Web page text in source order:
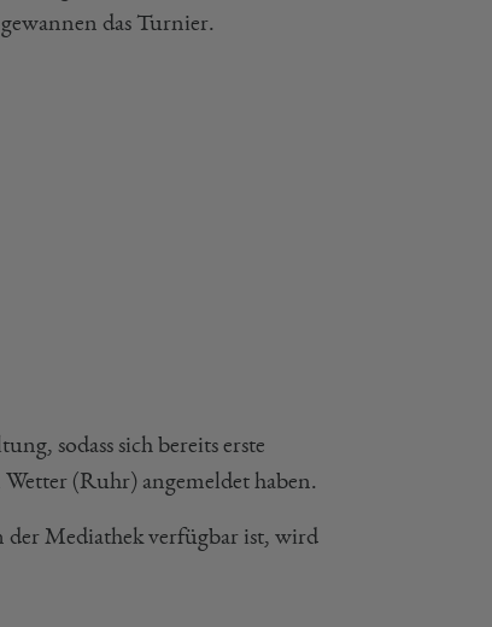
das Turnier.
sodass sich bereits erste
(Ruhr) angemeldet haben.
der Mediathek verfügbar ist, wird